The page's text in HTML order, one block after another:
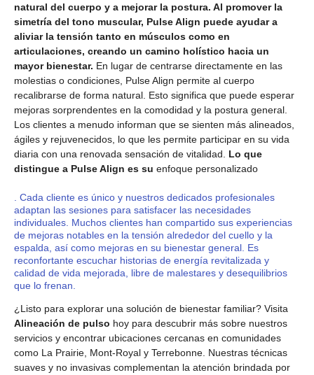
natural del cuerpo y a mejorar la postura. Al promover la
simetría del tono muscular, Pulse Align puede ayudar a
aliviar la tensión tanto en músculos como en
articulaciones, creando un camino holístico hacia un
mayor bienestar. En lugar de centrarse directamente en las
molestias o condiciones, Pulse Align permite al cuerpo
recalibrarse de forma natural. Esto significa que puede esperar
mejoras sorprendentes en la comodidad y la postura general.
Los clientes a menudo informan que se sienten más alineados,
ágiles y rejuvenecidos, lo que les permite participar en su vida
diaria con una renovada sensación de vitalidad. Lo que
distingue a Pulse Align es su enfoque personalizado
. Cada cliente es único y nuestros dedicados profesionales
adaptan las sesiones para satisfacer las necesidades
individuales. Muchos clientes han compartido sus experiencias
de mejoras notables en la tensión alrededor del cuello y la
espalda, así como mejoras en su bienestar general. Es
reconfortante escuchar historias de energía revitalizada y
calidad de vida mejorada, libre de malestares y desequilibrios
que lo frenan.
¿Listo para explorar una solución de bienestar familiar? Visita
Alineación de pulso hoy para descubrir más sobre nuestros
servicios y encontrar ubicaciones cercanas en comunidades
como La Prairie, Mont-Royal y Terrebonne. Nuestras técnicas
suaves y no invasivas complementan la atención brindada por